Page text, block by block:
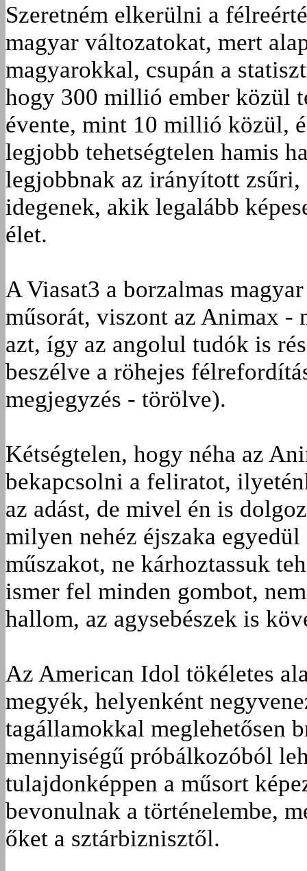
Szeretném elkerülni a
magyar változatokat, mert
magyarokkal, csupán a
hogy 300 millió ember közül
évente, mint 10 millió közül,
legjobb tehetségtelen hamis
legjobbnak az irányított
idegenek, akik legalább
élet.
A Viasat3 a borzalmas
műsorát, viszont az Animax -
azt, így az angolul tudók is
beszélve a röhejes
megjegyzés - törölve).
Kétségtelen, hogy néha az
bekapcsolni a feliratot,
az adást, de mivel én is
milyen nehéz éjszaka
műszakot, ne kárhoztassuk
ismer fel minden gombot,
hallom, az agysebészek is
Az American Idol tökéletes
megyék, helyenként
tagállamokkal meglehetősen
mennyiségű próbálkozóból
tulajdonképpen a műsort
bevonulnak a történelembe,
őket a sztárbiznisztől.